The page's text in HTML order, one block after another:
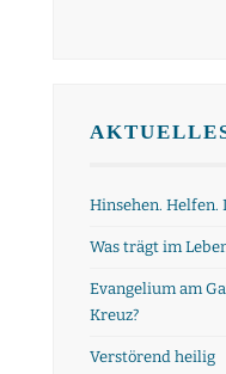
Hinsehen. Helfen.
Was trägt im
Evangelium am
Kreuz?
Verstörend heilig